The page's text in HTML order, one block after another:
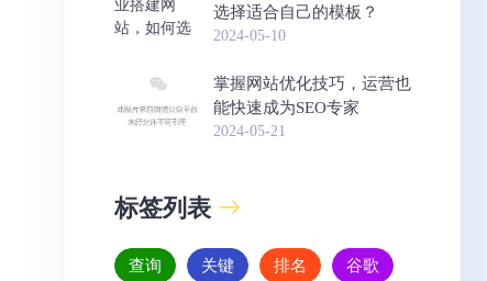
选择适合自己的模板？
2024-05-10
掌握网站优化技巧，运营也
能快速成为SEO专家
2024-05-21
标签列表
查询 关键 排名 谷歌